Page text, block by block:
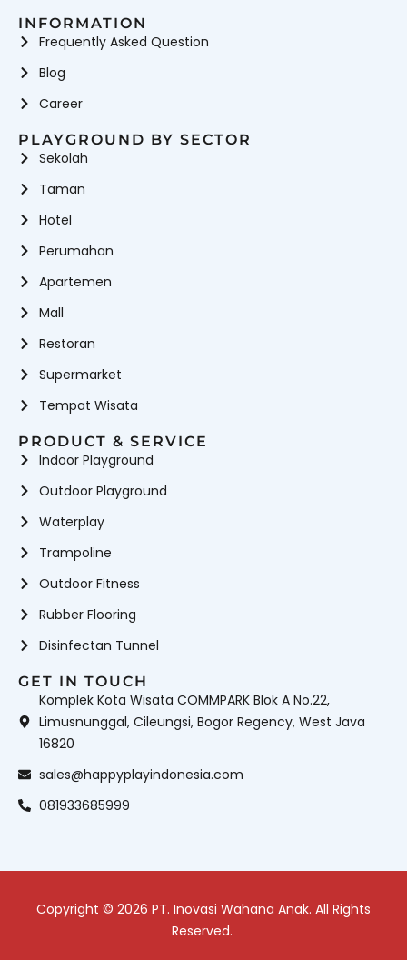
INFORMATION
Frequently Asked Question
Blog
Career
PLAYGROUND BY SECTOR
Sekolah
Taman
Hotel
Perumahan
Apartemen
Mall
Restoran
Supermarket
Tempat Wisata
PRODUCT & SERVICE
Indoor Playground
Outdoor Playground
Waterplay
Trampoline
Outdoor Fitness
Rubber Flooring
Disinfectan Tunnel
GET IN TOUCH
Komplek Kota Wisata COMMPARK Blok A No.22,
Limusnunggal, Cileungsi, Bogor Regency, West Java
16820
sales@happyplayindonesia.com
081933685999
Copyright © 2026 PT. Inovasi Wahana Anak. All Rights
Reserved.